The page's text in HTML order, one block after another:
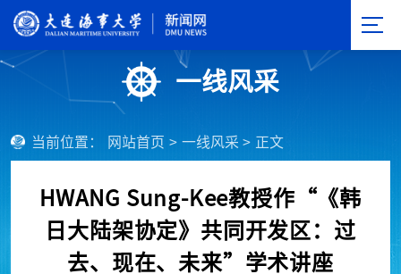
一线风采
当前位置： 网站首页 > 一线风采 > 正文
HWANG Sung-Kee教授作“《韩
日大陆架协定》共同开发区：过
去、现在、未来”学术讲座